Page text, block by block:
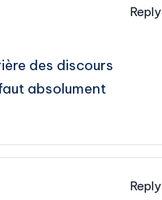
Reply
des discours
absolument
Reply